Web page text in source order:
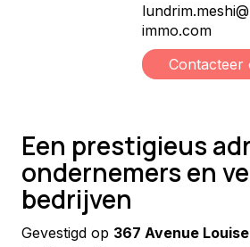
immo.com
Contacteer
Een prestigieus
ondernemers en
bedrijven
Gevestigd op 367 Avenue Louise